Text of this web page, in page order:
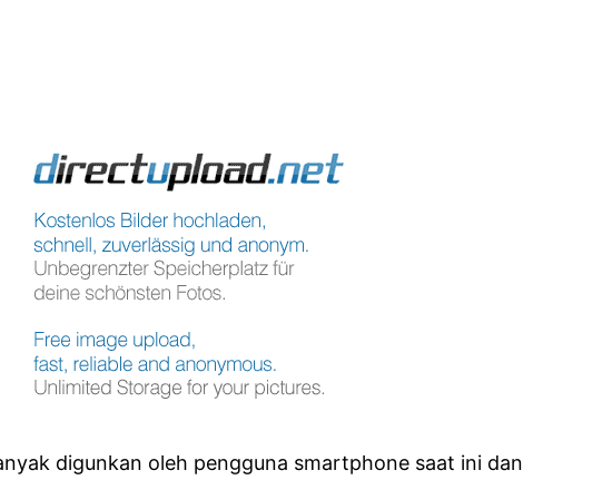
digunkan oleh pengguna smartphone saat ini dan